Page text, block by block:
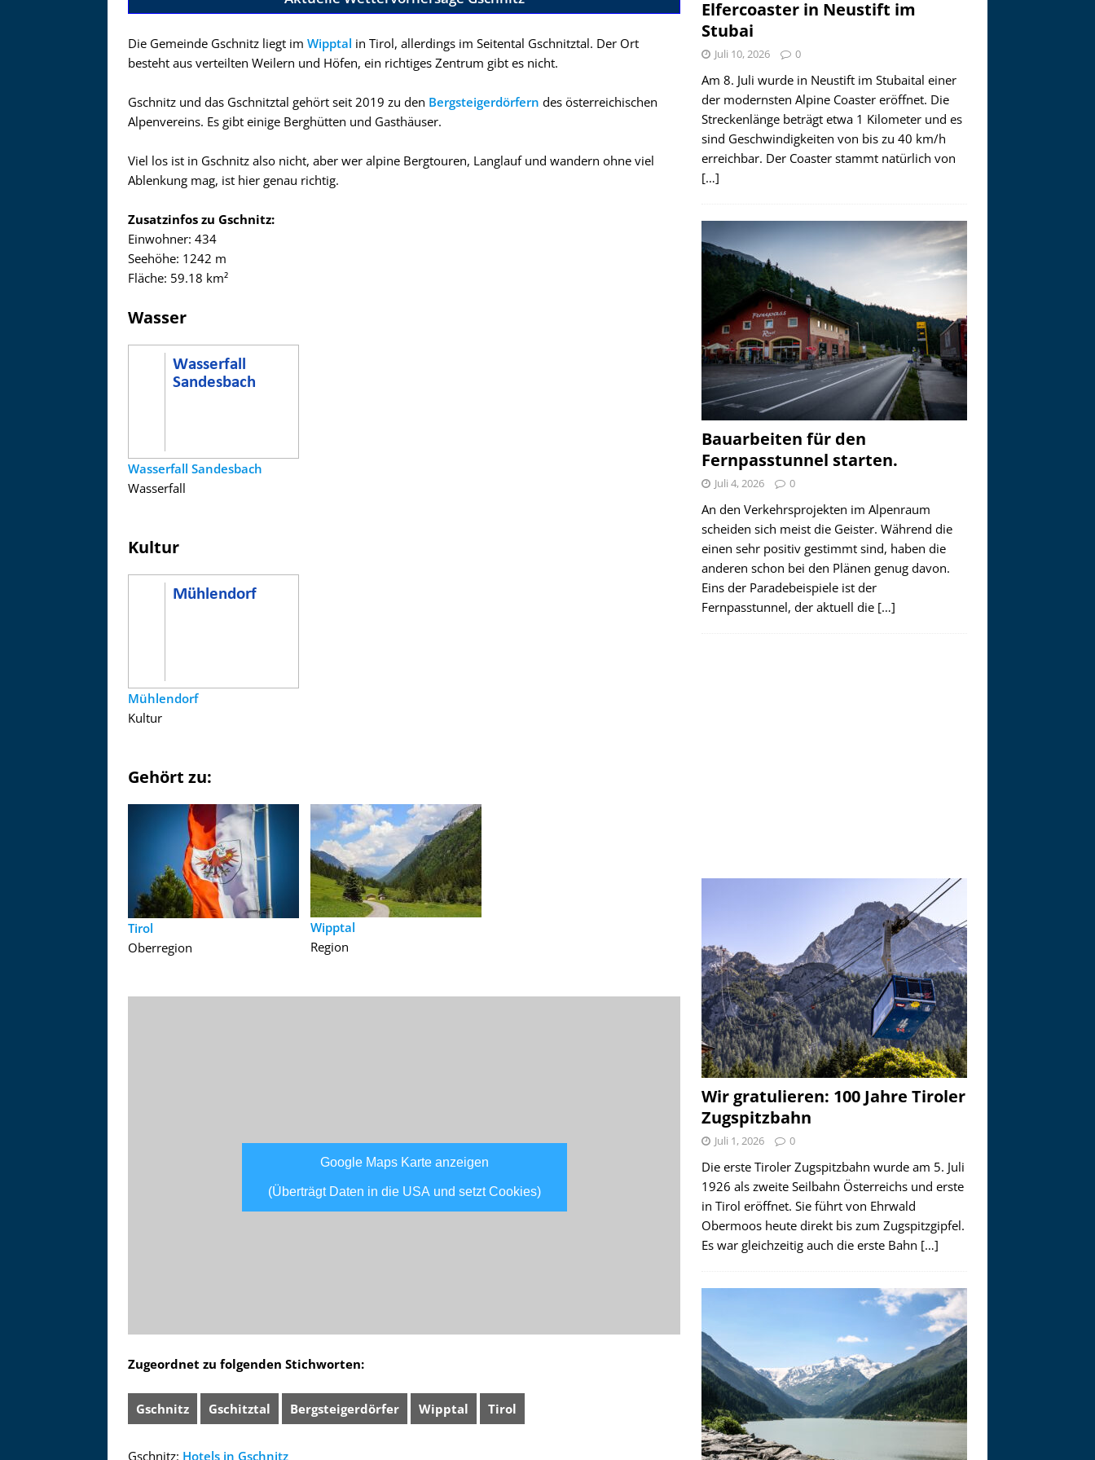
Die Gemeinde Gschnitz liegt im Wipptal in Tirol, allerdings im Seitental Gschnitztal. Der Ort
besteht aus verteilten Weilern und Höfen, ein richtiges Zentrum gibt es nicht.
Gschnitz und das Gschnitztal gehört seit 2019 zu den Bergsteigerdörfern des österreichischen
Alpenvereins. Es gibt einige Berghütten und Gasthäuser.
Viel los ist in Gschnitz also nicht, aber wer alpine Bergtouren, Langlauf und wandern ohne viel
Ablenkung mag, ist hier genau richtig.
Zusatzinfos zu Gschnitz:
Einwohner: 434
Seehöhe: 1242 m
Fläche: 59.18 km²
Wasser
Wasserfall Sandesbach
Wasserfall
Kultur
Mühlendorf
Kultur
Gehört zu:
Tirol
Oberregion
Wipptal
Region
Google Maps Karte anzeigen
(Überträgt Daten in die USA und setzt Cookies)
Zugeordnet zu folgenden Stichworten:
Gschnitz Gschitztal Bergsteigerdörfer Wipptal Tirol
Gschnitz: Hotels in Gschnitz
Elfercoaster in Neustift im
Stubai
Juli 10, 2026 0
Am 8. Juli wurde in Neustift im Stubaital einer
der modernsten Alpine Coaster eröffnet. Die
Streckenlänge beträgt etwa 1 Kilometer und es
sind Geschwindigkeiten von bis zu 40 km/h
erreichbar. Der Coaster stammt natürlich von
[…]
Bauarbeiten für den
Fernpasstunnel starten.
Juli 4, 2026 0
An den Verkehrsprojekten im Alpenraum
scheiden sich meist die Geister. Während die
einen sehr positiv gestimmt sind, haben die
anderen schon bei den Plänen genug davon.
Eins der Paradebeispiele ist der
Fernpasstunnel, der aktuell die […]
Wir gratulieren: 100 Jahre Tiroler
Zugspitzbahn
Juli 1, 2026 0
Die erste Tiroler Zugspitzbahn wurde am 5. Juli
1926 als zweite Seilbahn Österreichs und erste
in Tirol eröffnet. Sie führt von Ehrwald
Obermoos heute direkt bis zum Zugspitzgipfel.
Es war gleichzeitig auch die erste Bahn […]